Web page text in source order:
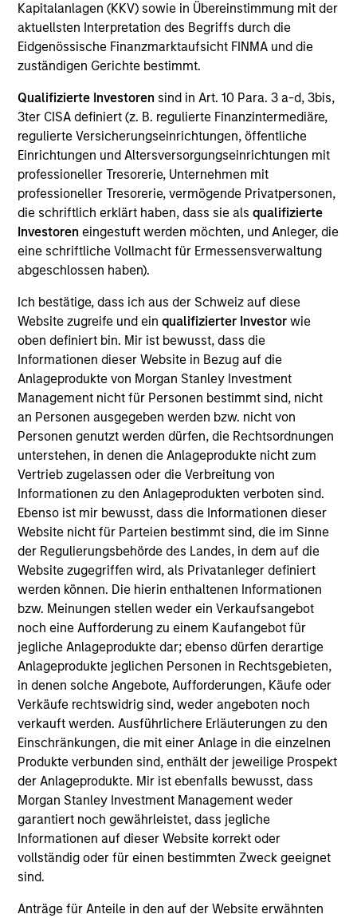
Kapitalanlagen (KKV) sowie in Übereinstimmung mit der
aktuellsten Interpretation des Begriffs durch die
Eidgenössische Finanzmarktaufsicht FINMA und die
zuständigen Gerichte bestimmt.
Qualifizierte Investoren sind in Art. 10 Para. 3 a-d, 3bis,
3ter CISA definiert (z. B. regulierte Finanzintermediäre,
regulierte Versicherungseinrichtungen, öffentliche
Einrichtungen und Altersversorgungseinrichtungen mit
professioneller Tresorerie, Unternehmen mit
professioneller Tresorerie, vermögende Privatpersonen,
die schriftlich erklärt haben, dass sie alsqualifizierte
Investoren eingestuft werden möchten, und Anleger, die
eine schriftliche Vollmacht für Ermessensverwaltung
abgeschlossen haben).
Ich bestätige, dass ich aus der Schweiz auf diese
Website zugreife und ein qualifizierter Investor wie
oben definiert bin. Mir ist bewusst, dass die
Informationen dieser Website in Bezug auf die
Anlageprodukte von Morgan Stanley Investment
Management nicht für Personen bestimmt sind, nicht
an Personen ausgegeben werden bzw. nicht von
Personen genutzt werden dürfen, die Rechtsordnungen
unterstehen, in denen die Anlageprodukte nicht zum
Vertrieb zugelassen oder die Verbreitung von
Informationen zu den Anlageprodukten verboten sind.
Ebenso ist mir bewusst, dass die Informationen dieser
Website nicht für Parteien bestimmt sind, die im Sinne
der Regulierungsbehörde des Landes, in dem auf die
Website zugegriffen wird, als Privatanleger definiert
werden können. Die hierin enthaltenen Informationen
bzw. Meinungen stellen weder ein Verkaufsangebot
noch eine Aufforderung zu einem Kaufangebot für
jegliche Anlageprodukte dar; ebenso dürfen derartige
Anlageprodukte jeglichen Personen in Rechtsgebieten,
in denen solche Angebote, Aufforderungen, Käufe oder
Verkäufe rechtswidrig sind, weder angeboten noch
verkauft werden. Ausführlichere Erläuterungen zu den
Einschränkungen, die mit einer Anlage in die einzelnen
Produkte verbunden sind, enthält der jeweilige Prospekt
der Anlageprodukte. Mir ist ebenfalls bewusst, dass
Morgan Stanley Investment Management weder
garantiert noch gewährleistet, dass jegliche
Informationen auf dieser Website korrekt oder
vollständig oder für einen bestimmten Zweck geeignet
sind.
Anträge für Anteile in den auf der Website erwähnten
Spezialisierte Anlageteams nutzen die Stärke
von Morgan Stanley, um Kunden eine vielfältige
Produktpalette alternativer Anlagestrategien zu
Wesentliche
Differenzierungsfaktoren
1
Struktur
Hochspezialisierte Teams
Echte Anlageautonomie
Kundenorientierte Anreize
2
Stärke
Differenziertes Netzwerk
Globale Teams mit Nischenkompetenz
Leistungsstarke globale Marke
3
Strategie
Über liquide alternative Anlagen und private
Märkte hinweg
Die Angebote umfassen Ziele für das
Liquiditätsspektrum und das Risiko-Rendite-
Die angebotenen Vehikel umfassen Fonds, die